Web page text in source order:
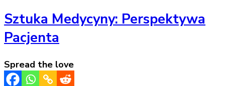
Sztuka Medycyny: Perspektywa
Pacjenta
Spread the love